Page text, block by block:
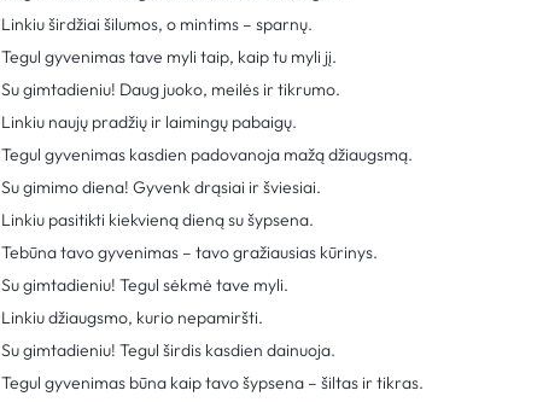
Linkiu širdžiai šilumos, o mintims – sparnų.
Tegul gyvenimas tave myli taip, kaip tu myli jį.
Su gimtadieniu! Daug juoko, meilės ir tikrumo.
Linkiu naujų pradžių ir laimingų pabaigų.
Tegul gyvenimas kasdien padovanoja mažą džiaugsmą.
Su gimimo diena! Gyvenk drąsiai ir šviesiai.
Linkiu pasitikti kiekvieną dieną su šypsena.
Tebūna tavo gyvenimas – tavo gražiausias kūrinys.
Su gimtadieniu! Tegul sėkmė tave myli.
Linkiu džiaugsmo, kurio nepamiršti.
Su gimtadieniu! Tegul širdis kasdien dainuoja.
Tegul gyvenimas būna kaip tavo šypsena – šiltas ir tikras.